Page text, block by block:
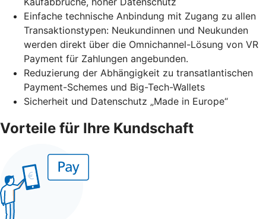
Einfache technische Anbindung mit Zugang zu allen
Transaktionstypen: Neukundinnen und Neukunden
werden direkt über die Omnichannel-Lösung von VR
Payment für Zahlungen angebunden.
Reduzierung der Abhängigkeit zu transatlantischen
Payment-Schemes und Big-Tech-Wallets
Sicherheit und Datenschutz „Made in Europe“
Vorteile für Ihre Kundschaft